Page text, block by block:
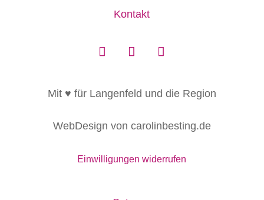
Kontakt
Mit ♥ für Langenfeld und die Region
WebDesign von carolinbesting.de
Einwilligungen widerrufen